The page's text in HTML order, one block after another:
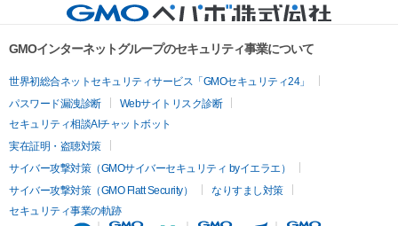
GMOインターネットグループのセキュリティ事業について
世界初総合ネットセキュリティサービス「GMOセキュリティ24」
パスワード漏洩診断
Webサイトリスク診断
セキュリティ相談AIチャットボット
実在証明・盗聴対策
サイバー攻撃対策（GMOサイバーセキュリティ byイエラエ）
サイバー攻撃対策（GMO Flatt Security）
なりすまし対策
セキュリティ事業の軌跡